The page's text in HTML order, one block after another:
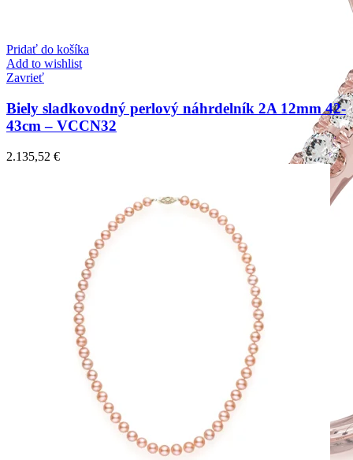
Pridať do košíka
Add to wishlist
Zavrieť
Biely sladkovodný perlový náhrdelník 2A 12mm 42-
43cm – VCCN32
2.135,52 €